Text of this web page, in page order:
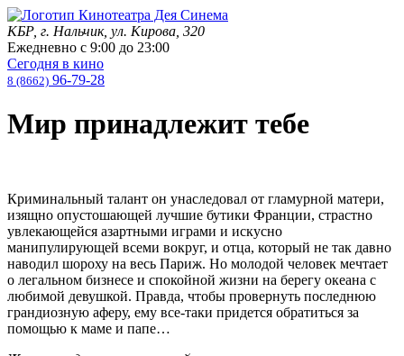
КБР, г. Нальчик, ул. Кирова, 320
Ежедневно с 9:00 до 23:00
Сегодня в кино
8 (8662) 96-79-28
Мир принадлежит тебе
Криминальный талант он унаследовал от гламурной матери,
изящно опустошающей лучшие бутики Франции, страстно
увлекающейся азартными играми и искусно
манипулирующей всеми вокруг, и отца, который не так давно
наводил шороху на весь Париж. Но молодой человек мечтает
о легальном бизнесе и спокойной жизни на берегу океана с
любимой девушкой. Правда, чтобы провернуть последнюю
грандиозную аферу, ему все-таки придется обратиться за
помощью к маме и папе…